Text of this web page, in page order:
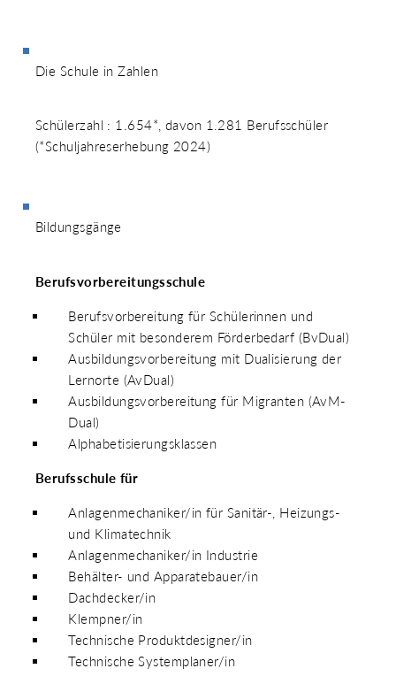
Die Schule in Zahlen
Schülerzahl : 1.654*, davon 1.281 Berufsschüler
(*Schuljahreserhebung 2024)
Bildungsgänge
Berufsvorbereitungsschule
Berufsvorbereitung für Schülerinnen und
Schüler mit besonderem Förderbedarf (BvDual)
Ausbildungsvorbereitung mit Dualisierung der
Lernorte (AvDual)
Ausbildungsvorbereitung für Migranten (AvM-
Dual)
Alphabetisierungsklassen
Berufsschule für
Anlagenmechaniker/in für Sanitär-, Heizungs-
und Klimatechnik
Anlagenmechaniker/in Industrie
Behälter- und Apparatebauer/in
Dachdecker/in
Klempner/in
Technische Produktdesigner/in
Technische Systemplaner/in